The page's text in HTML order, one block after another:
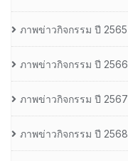
ภาพข่าวกิจกรรม ปี 2565
ภาพข่าวกิจกรรม ปี 2566
ภาพข่าวกิจกรรม ปี 2567
ภาพข่าวกิจกรรม ปี 2568